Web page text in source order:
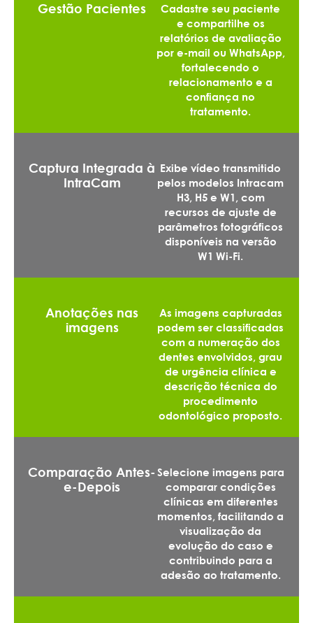
Gestão Pacientes
Cadastre seu paciente
e compartilhe os
relatórios de avaliação
por e-mail ou WhatsApp,
fortalecendo o
relacionamento e a
confiança no
tratamento.
Captura Integrada à
IntraCam
Exibe vídeo transmitido
pelos modelos Intracam
H3, H5 e W1, com
recursos de ajuste de
parâmetros fotográficos
disponíveis na versão
W1 Wi-Fi.
Anotações nas
imagens
As imagens capturadas
podem ser classificadas
com a numeração dos
dentes envolvidos, grau
de urgência clínica e
descrição técnica do
procedimento
odontológico proposto.
Comparação Antes-
e-Depois
Selecione imagens para
comparar condições
clínicas em diferentes
momentos, facilitando a
visualização da
evolução do caso e
contribuindo para a
adesão ao tratamento.